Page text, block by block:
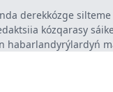
derekkózge silteme
kózqarasy
habarlandyrýlardyń